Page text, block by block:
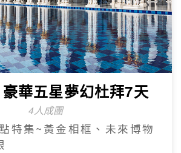
豪華五星夢幻杜拜7天
4人成團
特集~黃金相框、未來博物